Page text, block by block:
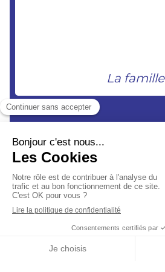
Appeler
La famille